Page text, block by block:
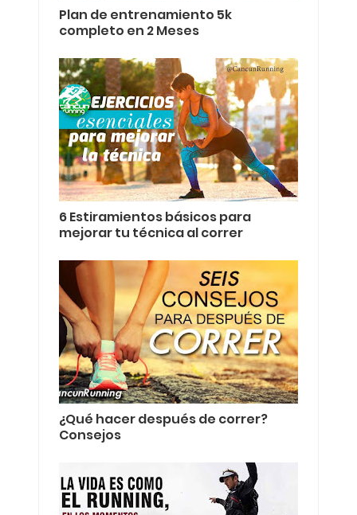
Plan de entrenamiento 5k
completo en 2 Meses
6 Estiramientos básicos para
mejorar tu técnica al correr
¿Qué hacer después de correr?
Consejos